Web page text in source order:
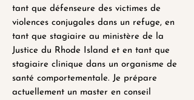
tant que défenseure des victimes de
violences conjugales dans un refuge, en
tant que stagiaire au ministère de la
Justice du Rhode Island et en tant que
stagiaire clinique dans un organisme de
santé comportementale. Je prépare
actuellement un master en conseil